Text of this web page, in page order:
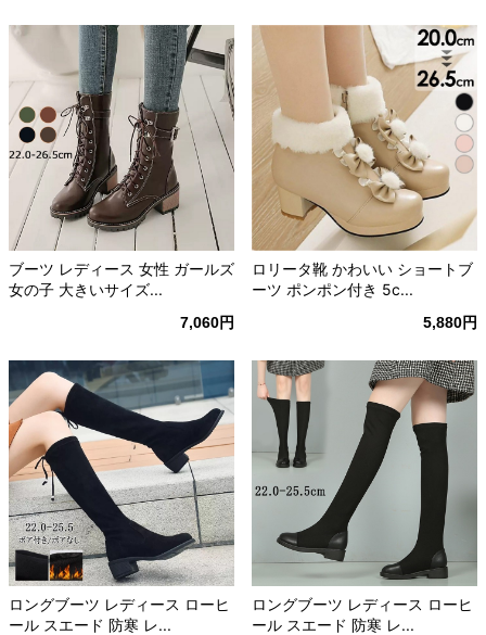
ブーツ レディース 女性 ガールズ
女の子 大きいサイズ...
7,060円
ロリータ靴 かわいい ショートブ
ーツ ポンポン付き 5c...
5,880円
ロングブーツ レディース ローヒ
ール スエード 防寒 レ...
ロングブーツ レディース ローヒ
ール スエード 防寒 レ...